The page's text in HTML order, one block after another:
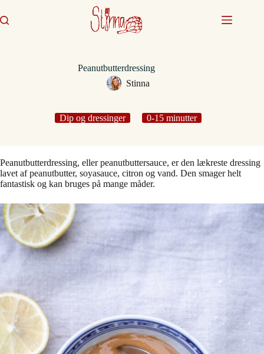
til
indhold
Peanutbutterdressing
Stinna
Dip og dressinger 0-15 minutter
Peanutbutterdressing, eller peanutbuttersauce, er den lækreste dressing
lavet af peanutbutter, soyasauce, citron og vand. Den smager helt
fantastisk og kan bruges på mange måder.